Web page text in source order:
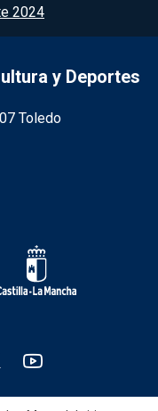
2024
y Deportes
Toledo